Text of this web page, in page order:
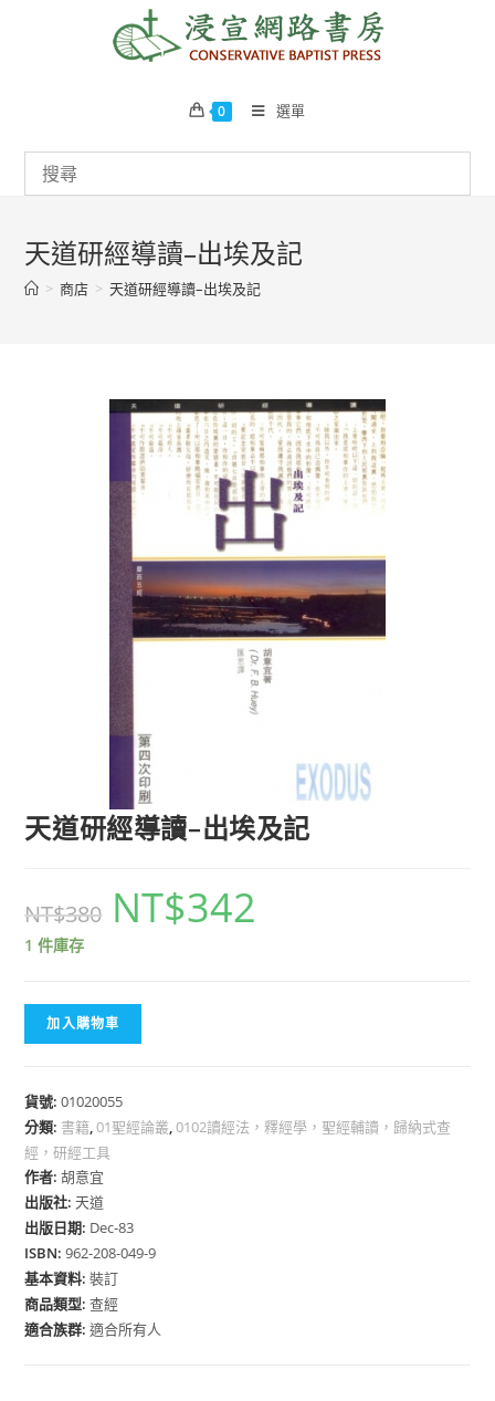
0 選單
天道研經導讀–出埃及記
> 商店 > 天道研經導讀–出埃及記
天道研經導讀–出埃及記
NT$380 NT$342
1 件庫存
加入購物車
貨號:01020055
分類: 書籍,01聖經論叢,0102讀經法，釋經學，聖經輔讀，歸納式查
經，研經工具
作者:胡意宜
出版社:天道
出版日期: Dec-83
ISBN:962-208-049-9
基本資料:裝訂
商品類型:查經
適合族群:適合所有人